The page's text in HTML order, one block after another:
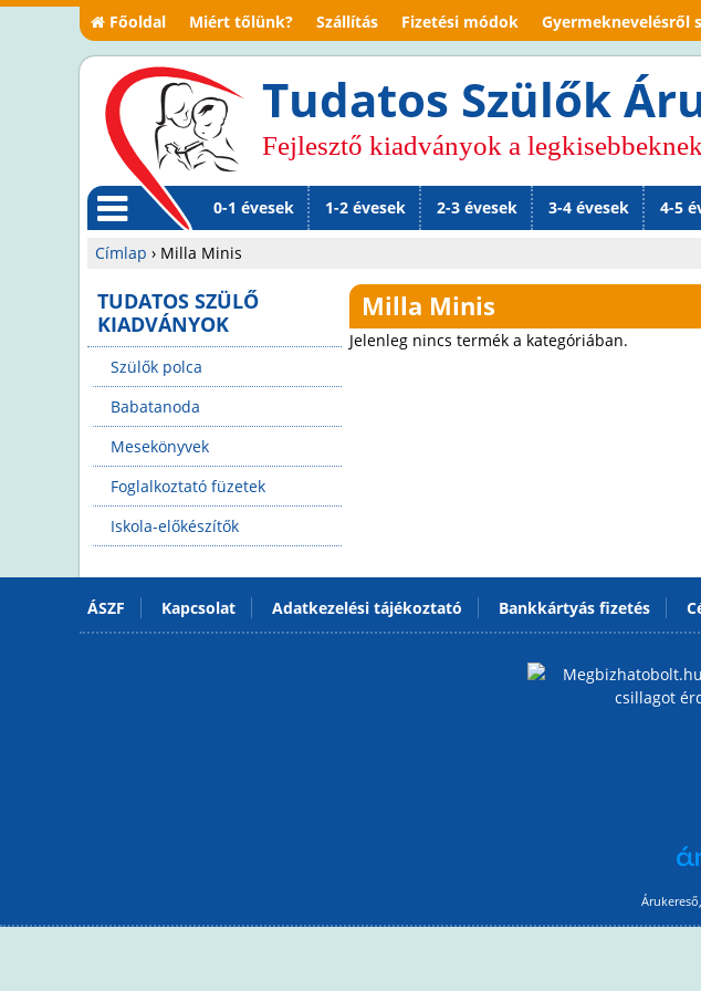
Főoldal Miért tőlünk? Szállítás Fizetési módok Gyermeknevelésről
Tudatos Szülők
Fejlesztő kiadványok a legkisebbeknek
Jelenlegi
hely
Címlap › Milla Minis
Milla Minis
Jelenleg nincs termék a kategóriában.
M
en
ü
0-1 évesek 1-2 évesek 2-3 évesek 3-4 évesek 4-5
TUDATOS SZÜLŐ
KIADVÁNYOK
Szülők polca
Babatanoda
Mesekönyvek
Foglalkoztató füzetek
Iskola-előkészítők
ÁSZF Kapcsolat Adatkezelési tájékoztató Bankkártyás fizetés